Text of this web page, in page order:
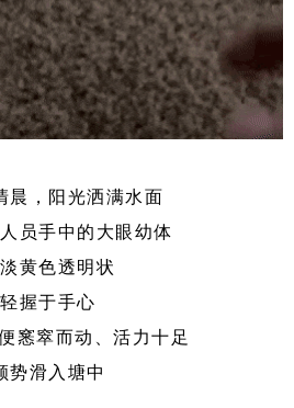
晨，阳光洒满水面
员手中的大眼幼体
黄色透明状
轻握于手心
窸窣而动、活力十足
势滑入塘中